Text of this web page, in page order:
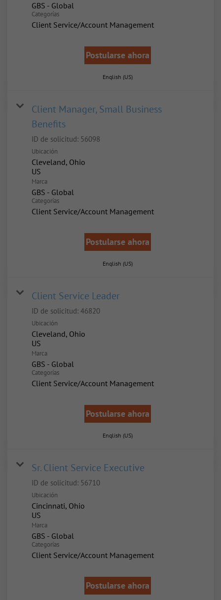
GBS - Global
Categorías
Client Service/Account Management
Postularse ahora
English (US)
Client Manager, Small Business
Benefits
ID de solicitud: 56098
Ubicación
Cleveland, Ohio
Marca
GBS - Global
Categorías
Client Service/Account Management
Postularse ahora
English (US)
Client Service Leader
ID de solicitud: 46820
Ubicación
Cleveland, Ohio
Marca
GBS - Global
Categorías
Client Service/Account Management
Postularse ahora
English (US)
Sr. Client Service Executive
ID de solicitud: 56710
Ubicación
Cincinnati, Ohio
Marca
GBS - Global
Categorías
Client Service/Account Management
Postularse ahora